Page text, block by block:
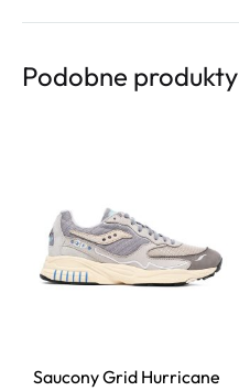
Podobne produkty
Saucony Grid Hurricane